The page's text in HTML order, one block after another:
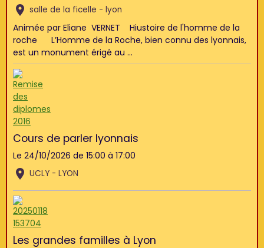
salle de la ficelle - lyon
Animée par Eliane VERNET Hiustoire de l'homme de la
roche L’Homme de la Roche, bien connu des lyonnais,
est un monument érigé au ...
Cours de parler lyonnais
Le 24/10/2026 de 15:00 à 17:00
UCLY - LYON
Les grandes familles à Lyon